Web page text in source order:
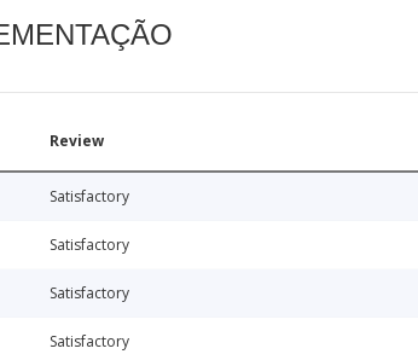
Review
Satisfactory
Satisfactory
Satisfactory
Satisfactory